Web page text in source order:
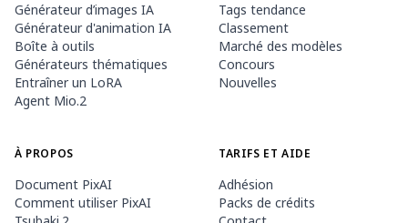
Générateur d’images IA
Générateur d'animation IA
Boîte à outils
Générateurs thématiques
Entraîner un LoRA
Agent Mio.2
Tags tendance
Classement
Marché des modèles
Concours
Nouvelles
À PROPOS
Document PixAI
Comment utiliser PixAI
TARIFS ET AIDE
Adhésion
Packs de crédits